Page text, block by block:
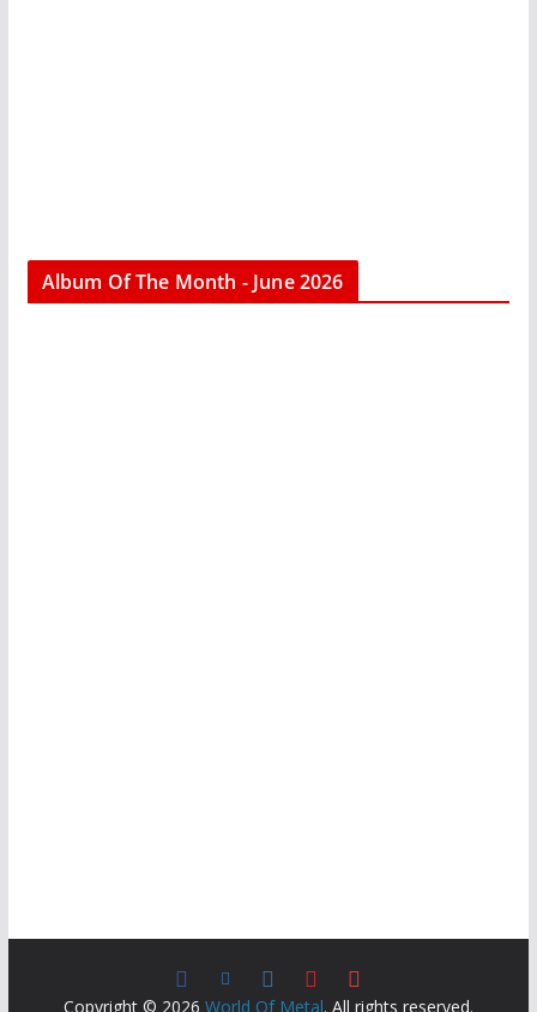
Album Of The Month - June 2026
Copyright © 2026 World Of Metal. All rights reserved.